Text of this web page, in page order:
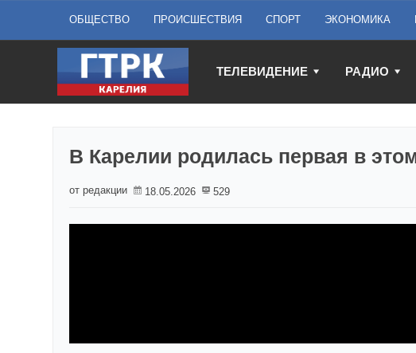
ОБЩЕСТВО ПРОИСШЕСТВИЯ СПОРТ ЭКОНОМИКА
ТЕЛЕВИДЕНИЕ РАДИО
В Карелии родилась первая в
от редакции 18.05.2026 529